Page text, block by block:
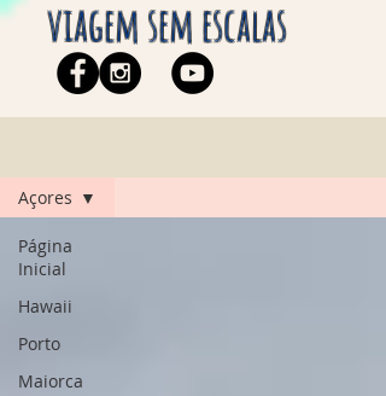
viagem sem escalas
Página
Inicial
Hawaii
Porto
Maiorca
Açores